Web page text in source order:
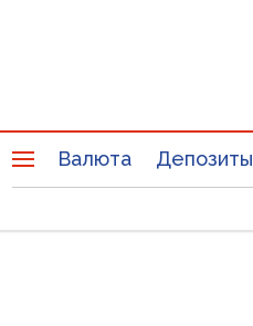
Валюта Депозиты